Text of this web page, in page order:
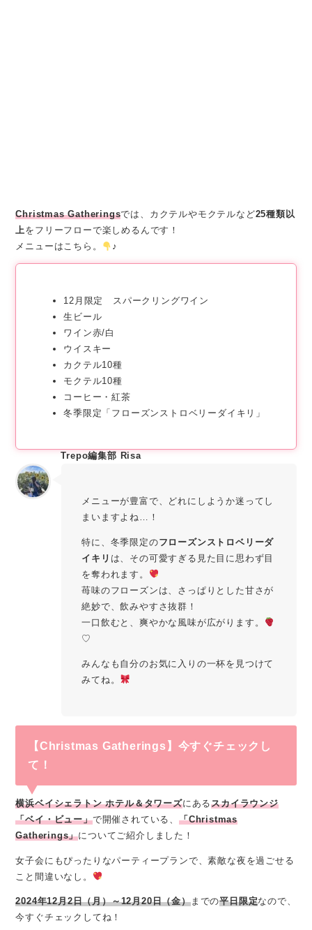
Christmas Gatheringsでは、カクテルやモクテルなど25種類以
上をフリーフローで楽しめるんです！
メニューはこちら。
♪
12月限定 スパークリングワイン
生ビール
ワイン赤/白
ウイスキー
カクテル10種
モクテル10種
コーヒー・紅茶
冬季限定「フローズンストロベリーダイキリ」
Trepo編集部 Risa
メニューが豊富で、どれにしようか迷ってし
まいますよね…！
特に、冬季限定のフローズンストロベリーダ
イキリ は、その可愛すぎる見た目に思わず目
を奪われます。
苺味のフローズンは、さっぱりとした甘さが
絶妙で、飲みやすさ抜群！
一口飲むと、爽やかな風味が広がります。
♡
みんなも自分のお気に入りの一杯を見つけて
みてね。
【Christmas Gatherings】今すぐチェックし
て！
横浜ベイシェラトン ホテル＆タワーズにあるスカイラウンジ
「ベイ・ビュー」で開催されている、 「Christmas
Gatherings」についてご紹介しました！
女子会にもぴったりなパーティープランで、素敵な夜を過ごせる
こと間違いなし。
2024年12月2日（月）～12月20日（金）までの平日限定なので、
今すぐチェックしてね！